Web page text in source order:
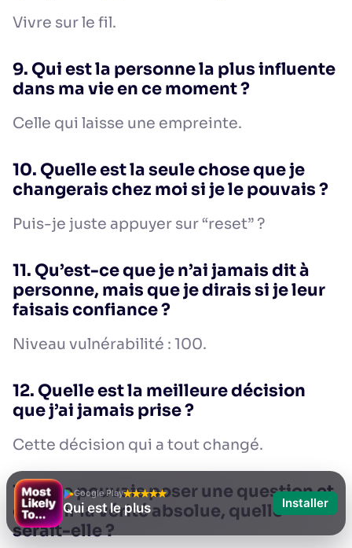
Vivre sur le fil.
9. Qui est la personne la plus influente
dans ma vie en ce moment ?
Celle qui laisse une empreinte.
10. Quelle est la seule chose que je
changerais chez moi si je le pouvais ?
Puis-je juste appuyer sur “reset” ?
11. Qu’est-ce que je n’ai jamais dit à
personne, mais que je dirais si je leur
faisais confiance ?
Niveau vulnérabilité : 100.
12. Quelle est la meilleure décision
que j’ai jamais prise ?
Cette décision qui a tout changé.
13. Si je pouvais poser une question et
obtenir la vérité absolue, quelle
serait-elle ?
Google Play
Qui est le plus Installer